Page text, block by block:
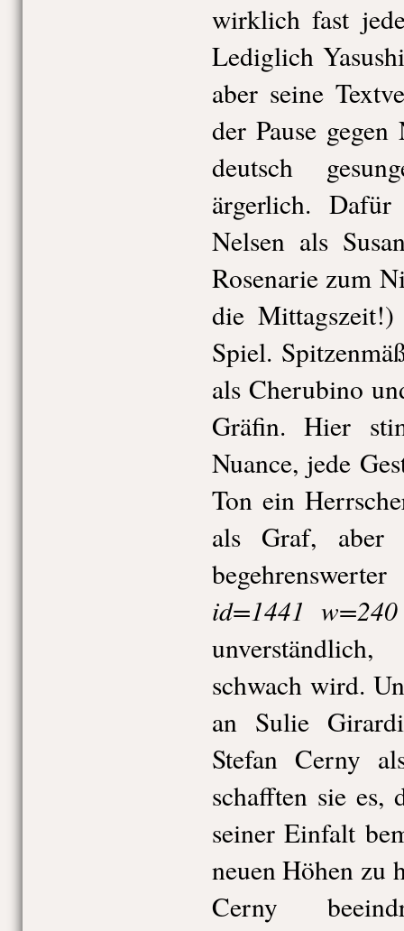
wirklich fast
Lediglich
aber seine
der Pause
deutsch
ärgerlich.
Nelsen als
Rosenarie zum
die Mittagszeit!)
Spiel.
als Cherubino
Gräfin. Hier
Nuance, jede
Ton ein
als Graf, aber
id=1441
schwach wird.
an Sulie
Stefan Cerny
schafften sie es,
seiner Einfalt
neuen Höhen zu
Cerny